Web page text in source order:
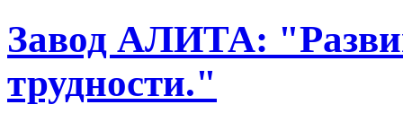
Завод АЛИТА:
трудности."